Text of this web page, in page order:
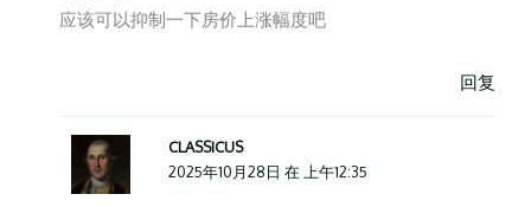
应该可以抑制一下房价上涨幅度吧
回复
CLASSICUS
2025年10月28日 在 上午12:35